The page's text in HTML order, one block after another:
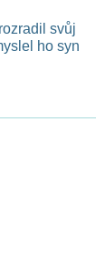
svůj
ho syn